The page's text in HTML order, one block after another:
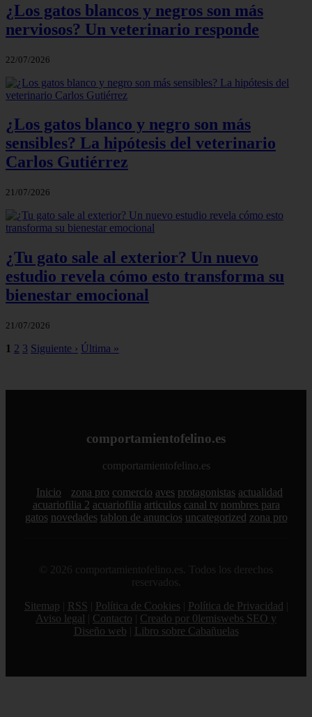
¿Los gatos blancos y negros son más
nerviosos? Un veterinario responde
22/07/2026
¿Los gatos blanco y negro son más
sensibles? La hipótesis del veterinario
Carlos Gutiérrez
21/07/2026
¿Tu gato sale al exterior? Un nuevo
estudio revela cómo esto transforma su
bienestar emocional
21/07/2026
1 2 3 Siguiente › Última »
comportamientofelino.es
comportamientofelino.es
Inicio zona pro comercio aves protagonistas actualidad
acuariofilia 2 acuariofilia articulos canal tv nombres para
gatos novedades tablon de anuncios uncategorized zona pro
© 2026 comportamientofelino.es. Todos los derechos
reservados.
Sitemap
RSS Política de Cookies Política de Privacidad
Aviso legal
Contacto
Creado por 0lemiswebs SEO y
Diseño web
Libro sobre Cabañuelas